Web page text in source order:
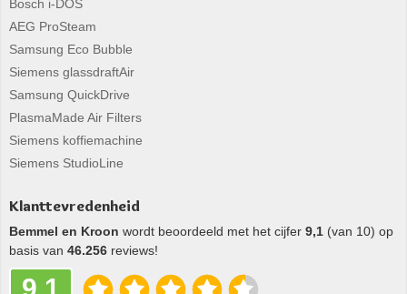
Bosch i-DOS
AEG ProSteam
Samsung Eco Bubble
Siemens glassdraftAir
Samsung QuickDrive
PlasmaMade Air Filters
Siemens koffiemachine
Siemens StudioLine
Klanttevredenheid
Bemmel en Kroon wordt beoordeeld met het cijfer 9,1 (van 10) op
basis van 46.256 reviews!